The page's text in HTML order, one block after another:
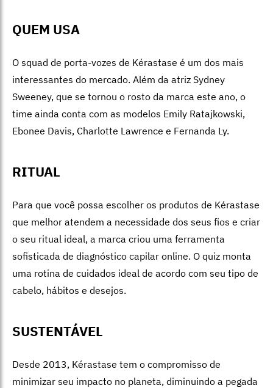
QUEM USA
O squad de porta-vozes de Kérastase é um dos mais
interessantes do mercado. Além da atriz Sydney
Sweeney, que se tornou o rosto da marca este ano, o
time ainda conta com as modelos Emily Ratajkowski,
Ebonee Davis, Charlotte Lawrence e Fernanda Ly.
RITUAL
Para que você possa escolher os produtos de Kérastase
que melhor atendem a necessidade dos seus fios e criar
o seu ritual ideal, a marca criou uma ferramenta
sofisticada de diagnóstico capilar online. O quiz monta
uma rotina de cuidados ideal de acordo com seu tipo de
cabelo, hábitos e desejos.
SUSTENTÁVEL
Desde 2013, Kérastase tem o compromisso de
minimizar seu impacto no planeta, diminuindo a pegada